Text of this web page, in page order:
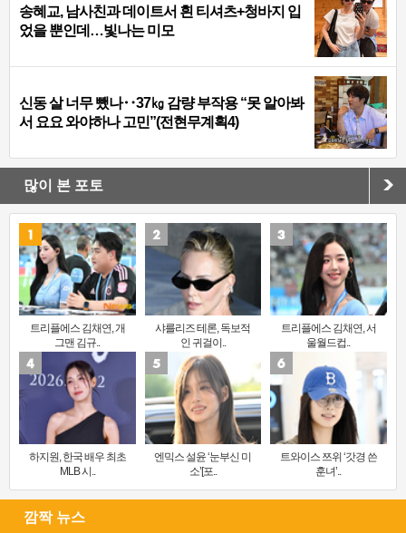
송혜교, 남사친과 데이트서 흰 티셔츠+청바지 입
었을 뿐인데…빛나는 미모
신동 살 너무 뺐나‥37㎏ 감량 부작용 “못 알아봐
서 요요 와야하나 고민”(전현무계획4)
많이 본 포토
트리플에스 김채연, 개
그맨 김규..
샤를리즈 테론, 독보적
인 귀걸이..
트리플에스 김채연, 서
울월드컵..
하지원, 한국 배우 최초
MLB 시..
엔믹스 설윤 ‘눈부신 미
소’[포..
트와이스 쯔위 ‘갓경 쓴
훈녀’..
깜짝 뉴스